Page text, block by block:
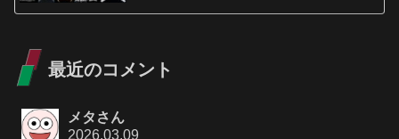
最近のコメント
メタさん
2026.03.09